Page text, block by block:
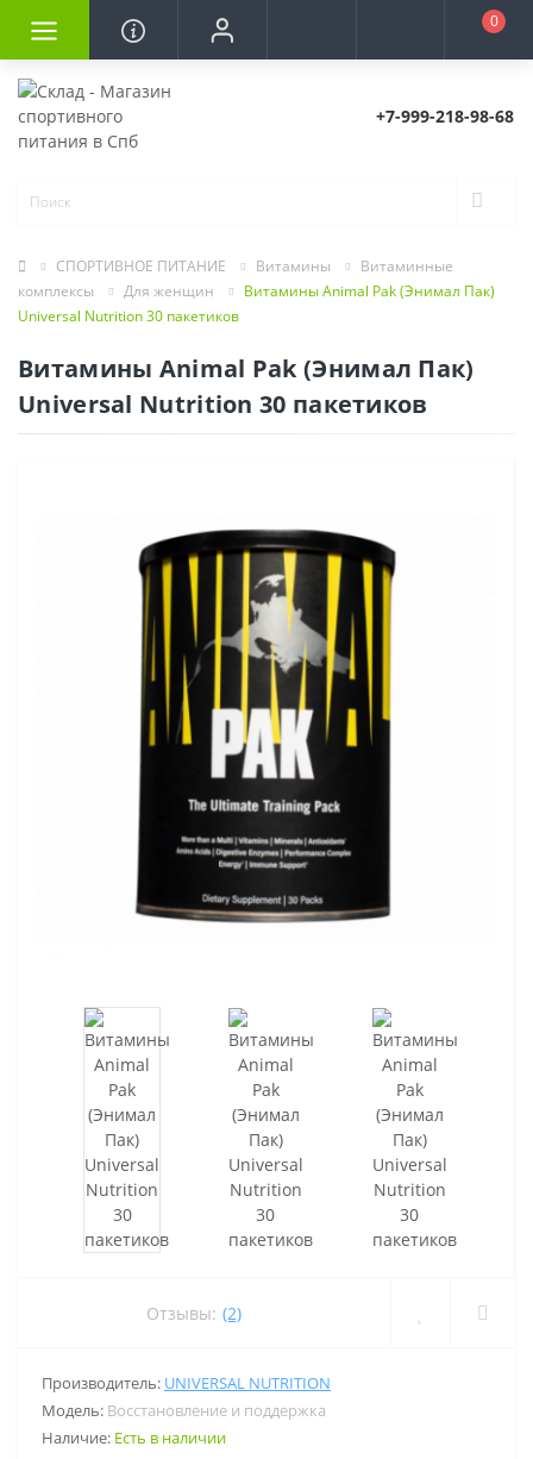
0
+7-999-218-98-68
СПОРТИВНОЕ ПИТАНИЕ Витамины
Витаминные
комплексы
Для женщин
Витамины Animal Pak (Энимал Пак)
Universal Nutrition 30 пакетиков
Витамины Animal Pak (Энимал Пак)
Universal Nutrition 30 пакетиков
Отзывы: (2)
Производитель: UNIVERSAL NUTRITION
Модель: Восстановление и поддержка
Наличие: Есть в наличии